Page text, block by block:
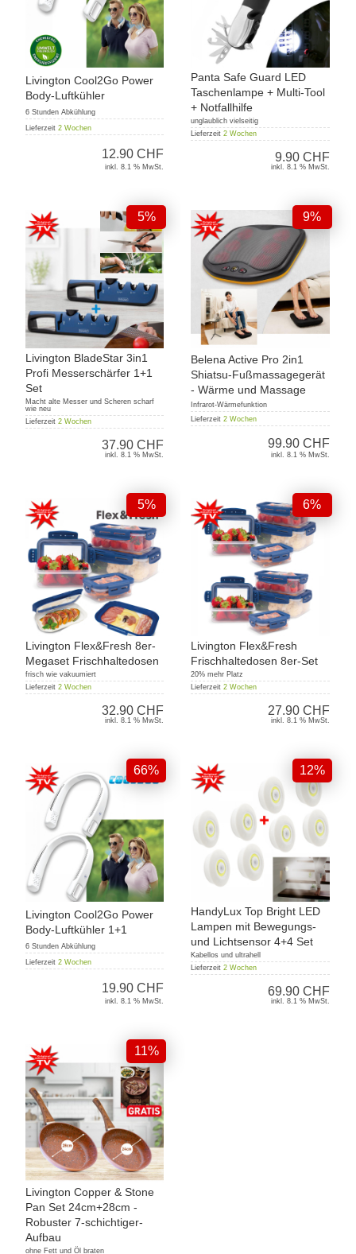
Livington Cool2Go Power
Body-Luftkühler
6 Stunden Abkühlung
Lieferzeit 2 Wochen
12.90 CHF
inkl. 8.1 % MwSt.
Panta Safe Guard LED
Taschenlampe + Multi-Tool
+ Notfallhilfe
unglaublich vielseitig
Lieferzeit 2 Wochen
9.90 CHF
inkl. 8.1 % MwSt.
Livington BladeStar 3in1
Profi Messerschärfer 1+1
Set
Macht alte Messer und Scheren scharf
wie neu
Lieferzeit 2 Wochen
37.90 CHF
5%
inkl. 8.1 % MwSt.
Belena Active Pro 2in1
Shiatsu-Fußmassagegerät
- Wärme und Massage
Infrarot-Wärmefunktion
Lieferzeit 2 Wochen
99.90 CHF
9%
inkl. 8.1 % MwSt.
Livington Flex&Fresh 8er-
Megaset Frischhaltedosen
frisch wie vakuumiert
Lieferzeit 2 Wochen
32.90 CHF
5%
inkl. 8.1 % MwSt.
Livington Flex&Fresh
Frischhaltedosen 8er-Set
20% mehr Platz
Lieferzeit 2 Wochen
27.90 CHF
6%
inkl. 8.1 % MwSt.
Livington Cool2Go Power
Body-Luftkühler 1+1
6 Stunden Abkühlung
Lieferzeit 2 Wochen
19.90 CHF
66%
inkl. 8.1 % MwSt.
HandyLux Top Bright LED
Lampen mit Bewegungs-
und Lichtsensor 4+4 Set
Kabellos und ultrahell
Lieferzeit 2 Wochen
69.90 CHF
12%
inkl. 8.1 % MwSt.
Livington Copper & Stone
Pan Set 24cm+28cm -
Robuster 7-schichtiger-
Aufbau
ohne Fett und Öl braten
11%